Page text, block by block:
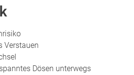
Verstauen
Dösen unterwegs